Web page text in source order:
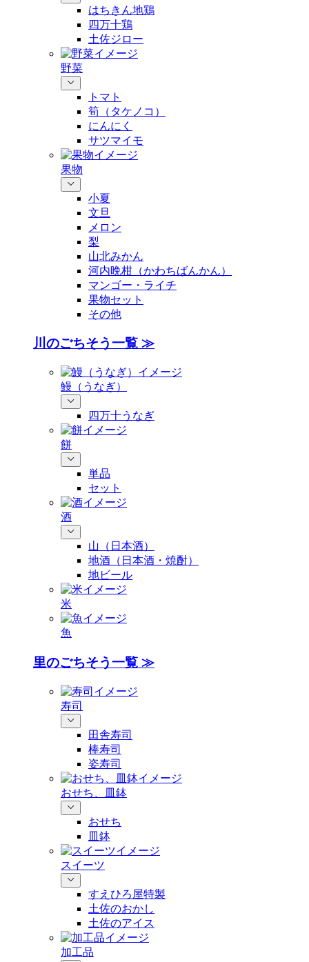
はちきん地鶏
四万十鶏
土佐ジロー
野菜
トマト
筍（タケノコ）
にんにく
サツマイモ
果物
小夏
文旦
メロン
梨
山北みかん
河内晩柑（かわちばんかん）
マンゴー・ライチ
果物セット
その他
川のごちそう一覧 ≫
鰻（うなぎ）
四万十うなぎ
餅
単品
セット
酒
山（日本酒）
地酒（日本酒・焼酎）
地ビール
米
魚
里のごちそう一覧 ≫
寿司
田舎寿司
棒寿司
姿寿司
おせち、皿鉢
おせち
皿鉢
スイーツ
すえひろ屋特製
土佐のおかし
土佐のアイス
加工品